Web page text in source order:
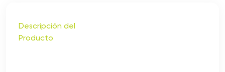
Descripción del
Producto